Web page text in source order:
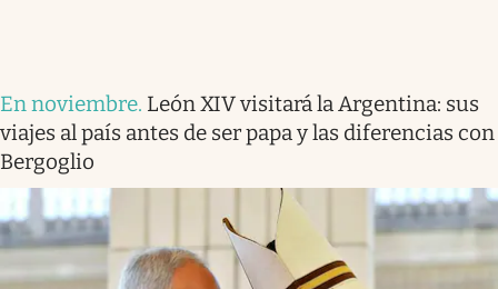
En noviembre. León XIV visitará la Argentina: sus
viajes al país antes de ser papa y las diferencias con
Bergoglio